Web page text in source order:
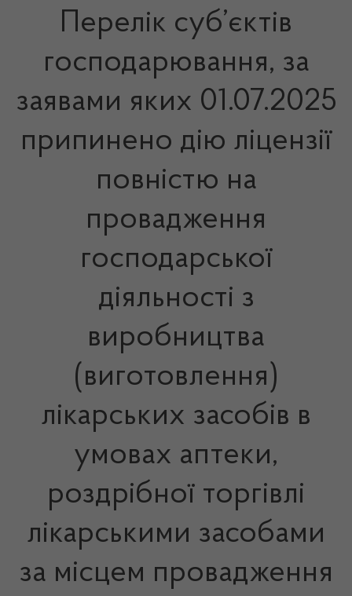
Перелік суб’єктів
господарювання, за
заявами яких 01.07.2025
припинено дію ліцензії
повністю на
провадження
господарської
діяльності з
виробництва
(виготовлення)
лікарських засобів в
умовах аптеки,
роздрібної торгівлі
лікарськими засобами
за місцем провадження